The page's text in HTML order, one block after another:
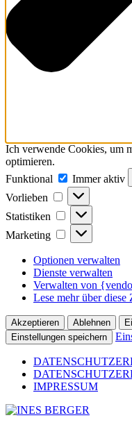
Ich verwende Cookies, um
optimieren.
Funktional
Funktional
Immer aktiv
Vorlieben
Vorlieben
Statistiken Statistiken
Marketing Marketing
Optionen verwalten
Dienste verwalten
Verwalten von
Lese mehr über diese
Akzeptieren Ablehnen
Einstellungen speichern
IMPRESSUM